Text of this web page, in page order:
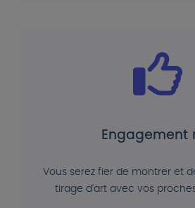
Engagement
Vous serez fier de montrer et
tirage d'art avec vos